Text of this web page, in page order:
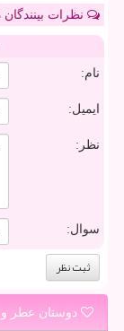
نظرات
نام:
ایمیل:
نظر:
سوال:
دوستان عطر